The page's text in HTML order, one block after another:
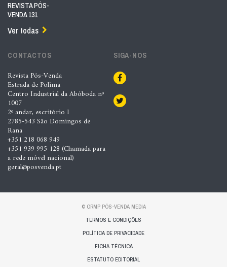
REVISTA PÓS-
VENDA 131
Ver todas
CONTACTOS
Revista Pós-Venda
Estrada de Polima
Centro Industrial da Abóboda nº
1007
2º andar, escritório I
2785-543 São Domingos de
Rana
+351 218 068 949
+351 939 995 128 (Chamada para
a rede móvel nacional)
geral@posvenda.pt
SIGA-NOS
© ORMP PÓS-VENDA MEDIA
TERMOS E CONDIÇÕES
POLÍTICA DE PRIVACIDADE
FICHA TÉCNICA
ESTATUTO EDITORIAL